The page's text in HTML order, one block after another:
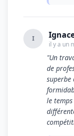
I
il y a un
"Un
de
superbe
le